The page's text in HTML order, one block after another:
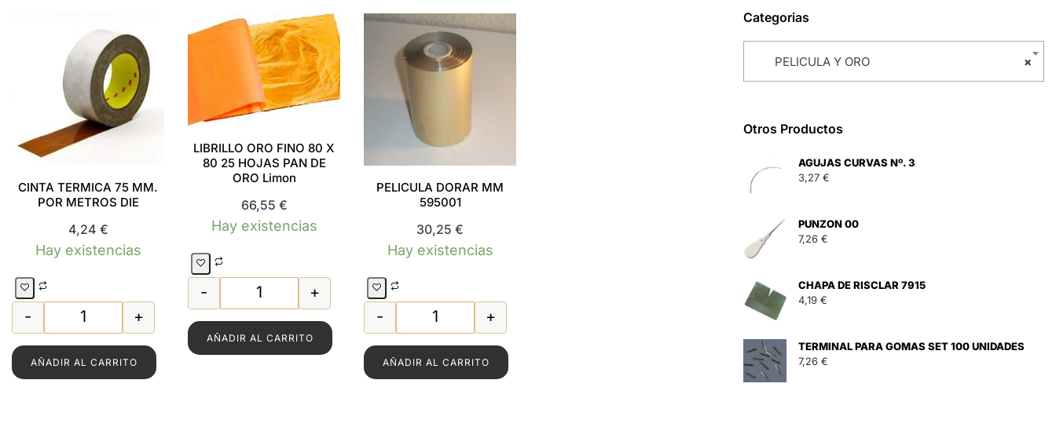
CINTA TERMICA 75 MM.
POR METROS DIE
4,24 €
Hay existencias
CINTA TERMICA 75 MM. POR METROS DIE cantidad
- +
AÑADIR AL CARRITO
LIBRILLO ORO FINO 80 X
80 25 HOJAS PAN DE
ORO Limon
66,55 €
Hay existencias
LIBRILLO ORO FINO 80 X 80 25 HOJAS PAN DE ORO Limon cantidad
- +
AÑADIR AL CARRITO
PELICULA DORAR MM
595001
30,25 €
Hay existencias
PELICULA DORAR MM 595001 cantidad
- +
AÑADIR AL CARRITO
Categorias
×
PELICULA Y ORO
Otros Productos
AGUJAS CURVAS Nº. 3
3,27 €
PUNZON 00
7,26 €
CHAPA DE RISCLAR 7915
4,19 €
TERMINAL PARA GOMAS SET 100 UNIDADES
7,26 €